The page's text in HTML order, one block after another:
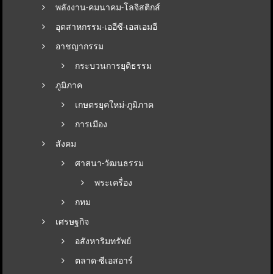
พลังงาน-คมนาคม-โลจิสติกส์
อุตสาหกรรม-เออีซี-เอสเอมอี
อาชญากรรม
กระบวนการยุติธรรม
ภูมิภาค
เกษตรยุคใหม่-ภูมิภาค
การเมือง
สังคม
ศาสนา-วัฒนธรรม
พระเครื่อง
กทม
เศรษฐกิจ
อสังหาริมทรัพย์
ตลาด-ซีเอสอาร์